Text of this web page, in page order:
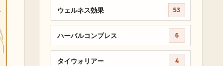
ウェルネス効果 53
ハーバルコンプレス 6
タイウォリアー 4